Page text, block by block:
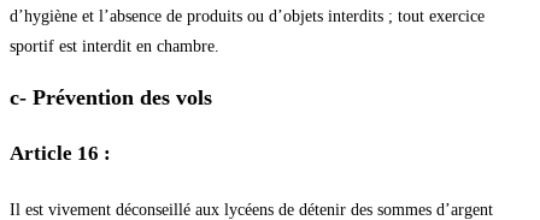
d’hygiène et l’absence de produits ou d’objets interdits ; tout exercice
sportif est interdit en chambre.
c- Prévention des vols
Article 16 :
Il est vivement déconseillé aux lycéens de détenir des sommes d’argent